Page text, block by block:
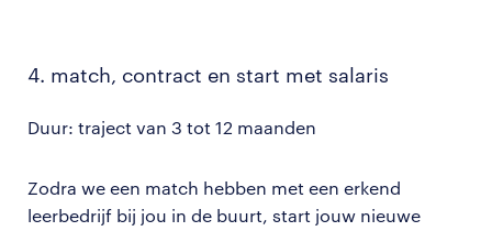
4. match, contract en start met salaris
Duur: traject van 3 tot 12 maanden
Zodra we een match hebben met een erkend
leerbedrijf bij jou in de buurt, start jouw nieuwe